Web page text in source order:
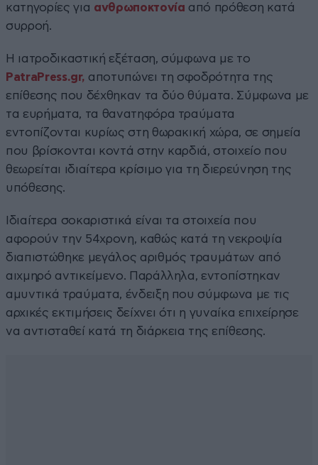
κατηγορίες για ανθρωποκτονία από πρόθεση κατά
συρροή.
Η ιατροδικαστική εξέταση, σύμφωνα με το
PatraPress.gr, αποτυπώνει τη σφοδρότητα της
επίθεσης που δέχθηκαν τα δύο θύματα. Σύμφωνα με
τα ευρήματα, τα θανατηφόρα τραύματα
εντοπίζονται κυρίως στη θωρακική χώρα, σε σημεία
που βρίσκονται κοντά στην καρδιά, στοιχείο που
θεωρείται ιδιαίτερα κρίσιμο για τη διερεύνηση της
υπόθεσης.
Ιδιαίτερα σοκαριστικά είναι τα στοιχεία που
αφορούν την 54χρονη, καθώς κατά τη νεκροψία
διαπιστώθηκε μεγάλος αριθμός τραυμάτων από
αιχμηρό αντικείμενο. Παράλληλα, εντοπίστηκαν
αμυντικά τραύματα, ένδειξη που σύμφωνα με τις
αρχικές εκτιμήσεις δείχνει ότι η γυναίκα επιχείρησε
να αντισταθεί κατά τη διάρκεια της επίθεσης.